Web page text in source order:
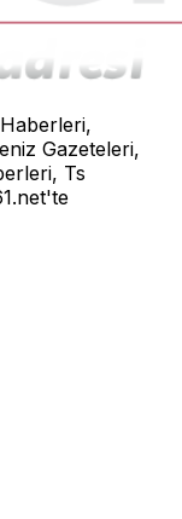
Gazeteleri,
Ts